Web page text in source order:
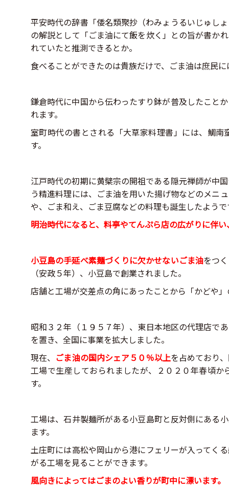
平安時代の辞書「倭名類聚抄（わみょうるいじゅし
の解説として「ごま油にて飯を炊く」との旨が書か
れていたと推測できるとか。
食べることができたのは貴族だけで、ごま油は庶民
鎌倉時代に中国から伝わったすり鉢が普及したこと
れます。
室町時代の書とされる「大草家料理書」には、鯛
す。
江戸時代の初期に黄檗宗の開祖である隠元禅師が中
う精進料理には、ごま油を用いた揚げ物などのメニ
や、ごま和え、ごま豆腐などの料理も誕生したようで
明治時代になると、料亭やてんぷら店の広がりに伴
小豆島の手延べ素麺づくりに欠かせないごま油をつ
（安政５年）、小豆島で創業されました。
店舗と工場が交差点の角にあったことから「かどや
昭和３２年（１９５７年）、東日本地区の代理店で
を置き、全国に事業を拡大しました。
現在、 ごま油の国内シェア５０％以上を占めており
工場で生産しておられましたが、２０２０年春頃
す。
工場は、石井製麺所がある小豆島町と反対側にある
ます。
土庄町には高松や岡山から港にフェリーが入ってく
がる工場を見ることができます。
風向きによってはごまのよい香りが町中に漂います。